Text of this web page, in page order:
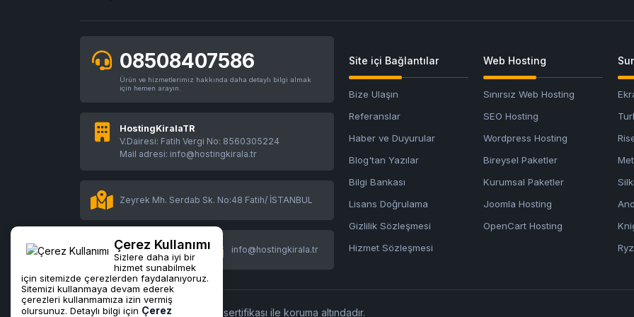
08508407586
Ürün ve hizmetlerimiz hakkında daha detaylı bilgi almak
için hemen arayın.
HostingKiralaTR
V.Dairesi: Fatih Vergi No: 8560305224
Mail adresi: info@hostingkirala.tr
Zeyrek Mh. Serdab Sk. No:48 Fatih/ İSTANBUL
08508407586 info@hostingkirala.tr
Site içi Bağlantılar
Bize Ulaşın
Referanslar
Haber ve Duyurular
Blog'tan Yazılar
Bilgi Bankası
Lisans Doğrulama
Gizlilik Sözleşmesi
Hizmet Sözleşmesi
Web Hosting
Sınırsız Web Hosting
SEO Hosting
Wordpress Hosting
Bireysel Paketler
Kurumsal Paketler
Joomla Hosting
OpenCart Hosting
Tüm işlemleriniz256Bit SSL sertifikası ile koruma altındadır.
Çerez Kullanımı
Sizlere daha iyi bir
hizmet sunabilmek
için sitemizde çerezlerden faydalanıyoruz.
Sitemizi kullanmaya devam ederek
çerezleri kullanmamıza izin vermiş
olursunuz. Detaylı bilgi için Çerez